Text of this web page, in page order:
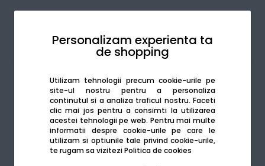
Personalizam experienta ta
de shopping
Utilizam tehnologii precum cookie-urile pe
site-ul nostru pentru a personaliza
continutul si a analiza traficul nostru. Faceti
clic mai jos pentru a consimti la utilizarea
acestei tehnologii pe web. Pentru mai multe
informatii despre cookie-urile pe care le
utilizam si optiunile tale privind cookie-urile,
te rugam sa viziteziPolitica de cookies